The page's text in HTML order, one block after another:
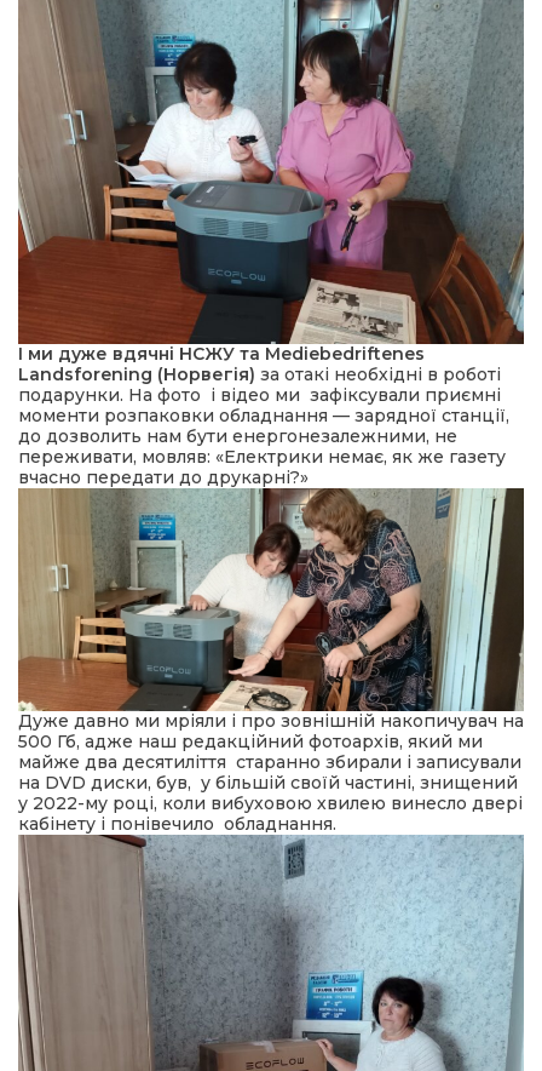
І ми дуже вдячні НСЖУ та Mediebedriftenes
Landsforening (Норвегія) за отакі необхідні в роботі
подарунки. На фото і відео ми зафіксували приємні
моменти розпаковки обладнання — зарядної станції,
до дозволить нам бути енергонезалежними, не
переживати, мовляв: «Електрики немає, як же газету
вчасно передати до друкарні?»
Дуже давно ми мріяли і про зовнішній накопичувач на
500 Гб, адже наш редакційний фотоархів, який ми
майже два десятиліття старанно збирали і записували
на DVD диски, був, у більшій своїй частині, знищений
у 2022-му році, коли вибуховою хвилею винесло двері
кабінету і понівечило обладнання.